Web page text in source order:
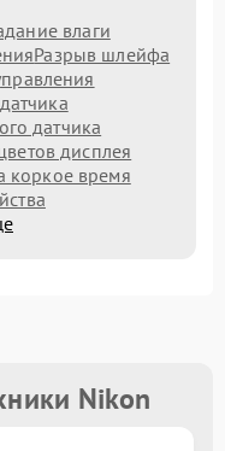
влаги
Разрыв шлейфа
датчика
дисплея
коркое время
Nikon